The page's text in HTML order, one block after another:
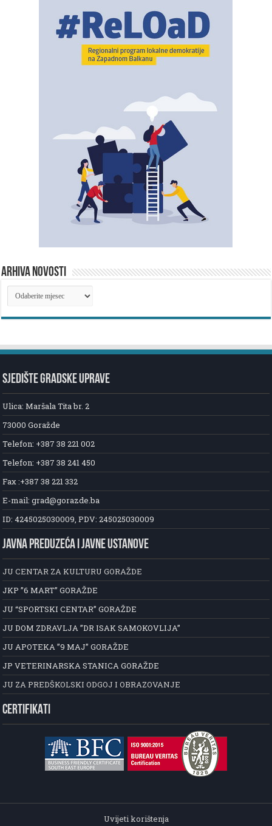
ARHIVA NOVOSTI
ARHIVA
NOVOSTI
SJEDIŠTE GRADSKE UPRAVE
Ulica: Maršala Tita br. 2
73000 Goražde
Telefon: +387 38 221 002
Telefon: +387 38 241 450
Fax :+387 38 221 332
E-mail: grad@gorazde.ba
ID: 4245025030009, PDV: 245025030009
JAVNA PREDUZEĆA I JAVNE USTANOVE
JU CENTAR ZA KULTURU GORAŽDE
JKP ”6 MART” GORAŽDE
JU “SPORTSKI CENTAR” GORAŽDE
JU DOM ZDRAVLJA ”DR ISAK SAMOKOVLIJA”
JU APOTEKA ”9 MAJ” GORAŽDE
JP VETERINARSKA STANICA GORAŽDE
JU ZA PREDŠKOLSKI ODGOJ I OBRAZOVANJE
CERTIFIKATI
Uvijeti korištenja